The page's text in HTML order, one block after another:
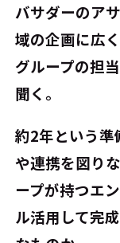
バサダーのア
域の企画に広
グループの担
聞く。
約2年という準
や連携を図り
ープが持つエ
ル活用して完